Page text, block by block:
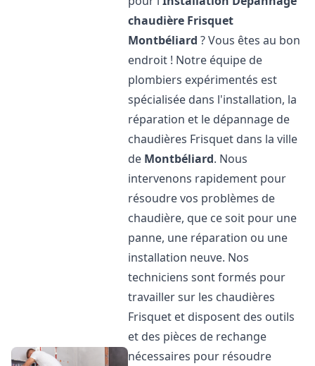
chaudière Frisquet
Montbéliard ? Vous êtes au bon
endroit ! Notre équipe de
plombiers expérimentés est
spécialisée dans l'installation, la
réparation et le dépannage de
chaudières Frisquet dans la ville
de Montbéliard. Nous
intervenons rapidement pour
résoudre vos problèmes de
chaudière, que ce soit pour une
panne, une réparation ou une
installation neuve. Nos
techniciens sont formés pour
travailler sur les chaudières
Frisquet et disposent des outils
et des pièces de rechange
nécessaires pour résoudre